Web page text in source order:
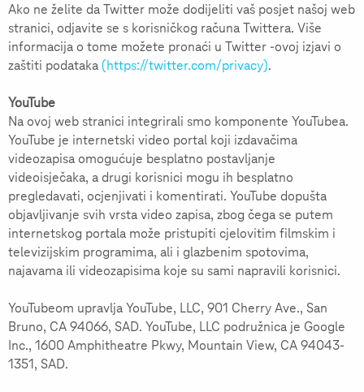
Ako ne želite da Twitter može dodijeliti vaš posjet našoj web
stranici, odjavite se s korisničkog računa Twittera. Više
informacija o tome možete pronaći u Twitter -ovoj izjavi o
zaštiti podataka (https://twitter.com/privacy).
YouTube
Na ovoj web stranici integrirali smo komponente YouTubea.
YouTube je internetski video portal koji izdavačima
videozapisa omogućuje besplatno postavljanje
videoisječaka, a drugi korisnici mogu ih besplatno
pregledavati, ocjenjivati i komentirati. YouTube dopušta
objavljivanje svih vrsta video zapisa, zbog čega se putem
internetskog portala može pristupiti cjelovitim filmskim i
televizijskim programima, ali i glazbenim spotovima,
najavama ili videozapisima koje su sami napravili korisnici.
YouTubeom upravlja YouTube, LLC, 901 Cherry Ave., San
Bruno, CA 94066, SAD. YouTube, LLC podružnica je Google
Inc., 1600 Amphitheatre Pkwy, Mountain View, CA 94043-
1351, SAD.